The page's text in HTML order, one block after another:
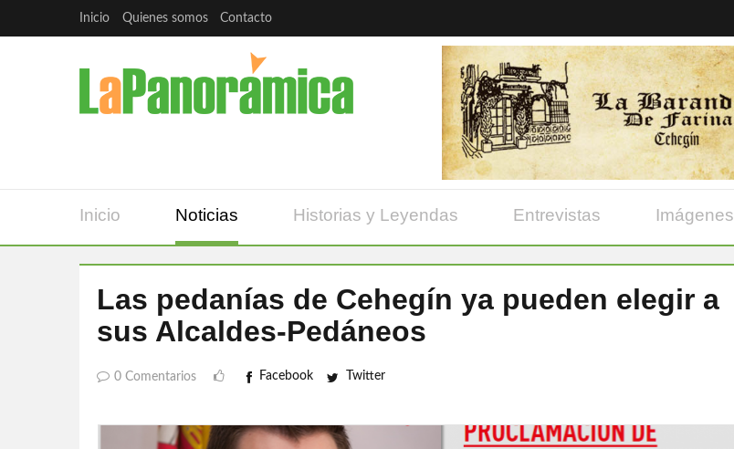
Inicio Quienes somos Contacto
Inicio Noticias Historias y Leyendas Entrevistas Imágenes
Las pedanías de Cehegín ya pueden elegir a
sus Alcaldes-Pedáneos
0 Comentarios Facebook Twitter